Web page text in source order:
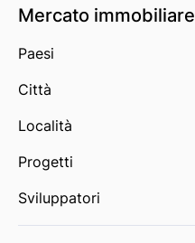
Mercato immobiliare
Paesi
Città
Località
Progetti
Sviluppatori